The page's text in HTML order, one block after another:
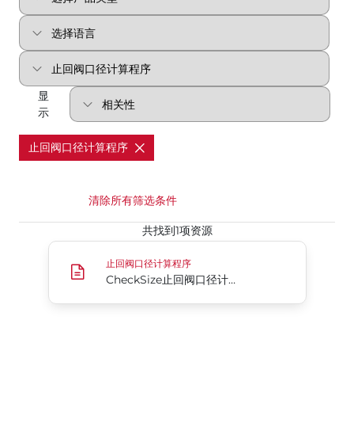
显
示
止回阀口径计算程序
清除所有筛选条件
共找到1项资源
CheckSize止回阀口径计算工具
止回阀口径计算程序
CheckSize止回阀口径计算工具